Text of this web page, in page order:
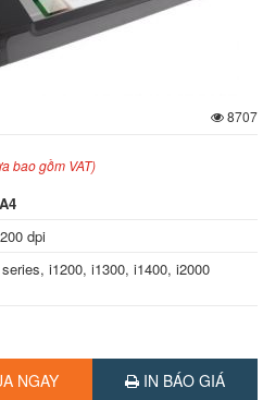
8707
bao gồm VAT)
dpi
i1200, i1300, i1400, i2000
NGAY
IN BÁO GIÁ